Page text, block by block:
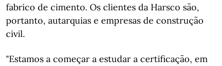
fabrico de cimento. Os clientes da Harsco são,
portanto, autarquias e empresas de construção
civil.
"Estamos a começar a estudar a certificação, em